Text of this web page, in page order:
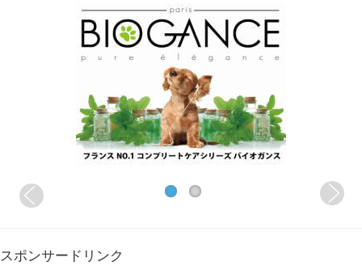
スポンサードリンク